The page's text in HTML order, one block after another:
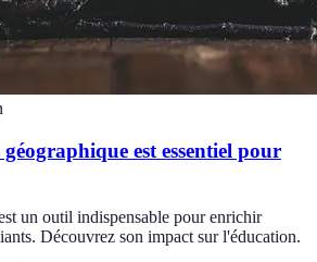
est essentiel pour
un outil indispensable pour enrichir
Découvrez son impact sur l'éducation.